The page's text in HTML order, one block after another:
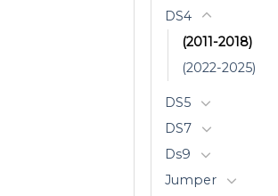
DS4
(2011-2018)
(2022-2025)
DS5
DS7
Ds9
Jumper